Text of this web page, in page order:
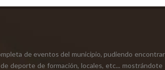
de eventos del municipio, pudiendo
deporte de formación, locales, etc...